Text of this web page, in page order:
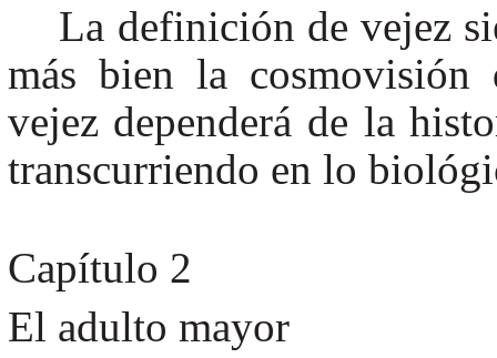
La definición de vejez
más bien la
vejez dependerá de la
transcurriendo en lo
Capítulo 2
El adulto mayor